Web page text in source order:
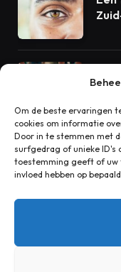
Om de beste ervaringen
cookies om informatie
Door in te stemmen met
surfgedrag of unieke ID's
toestemming geeft of uw
invloed hebben op
dag